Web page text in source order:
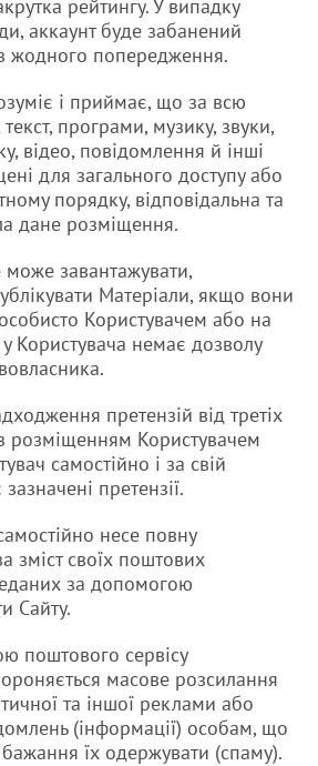
рейтингу. У випадку
аккаунт буде забанений
жодного попередження.
і приймає, що за всю
програми, музику, звуки,
відео, повідомлення й інші
для загального доступу або
порядку, відповідальна та
дане розміщення.
може завантажувати,
Матеріали, якщо вони
Користувачем або на
Користувача немає дозволу
претензій від третіх
розміщенням Користувачем
самостійно і за свій
претензії.
несе повну
зміст своїх поштових
за допомогою
Сайту.
поштового сервісу
масове розсилання
та іншої реклами або
(інформації) особам, що
їх одержувати (спаму).